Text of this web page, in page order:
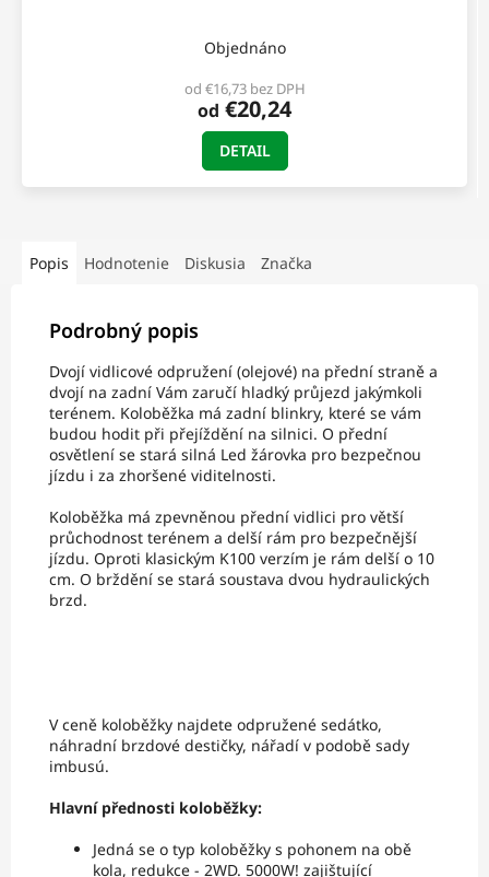
Objednáno
od €16,73 bez DPH
od €20,24
DETAIL
Popis Hodnotenie Diskusia Značka
Podrobný popis
Dvojí vidlicové odpružení (olejové) na přední straně a
dvojí na zadní Vám zaručí hladký průjezd jakýmkoli
terénem. Koloběžka má zadní blinkry, které se vám
budou hodit při přejíždění na silnici. O přední
osvětlení se stará silná Led žárovka pro bezpečnou
jízdu i za zhoršené viditelnosti.
Koloběžka má zpevněnou přední vidlici pro větší
průchodnost terénem a delší rám pro bezpečnější
jízdu. Oproti klasickým K100 verzím je rám delší o 10
cm. O brždění se stará soustava dvou hydraulických
brzd.
V ceně koloběžky najdete odpružené sedátko,
náhradní brzdové destičky, nářadí v podobě sady
imbusú.
Hlavní přednosti koloběžky:
Jedná se o typ koloběžky s pohonem na obě
kola, redukce - 2WD. 5000W! zajištující